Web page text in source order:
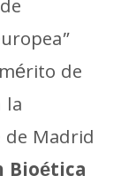
de
la
Madrid
Bioética